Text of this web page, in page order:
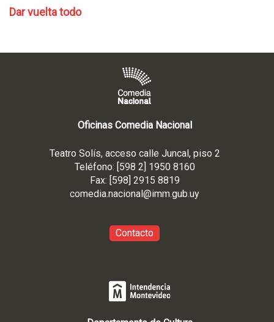
Dar vuelta todo
Oficinas Comedia Nacional
Teatro Solís, acceso calle Juncal, piso 2
Teléfono: [598 2] 1950 8160
Fax: [598] 2915 8819
comedia.nacional@imm.gub.uy
Contacto